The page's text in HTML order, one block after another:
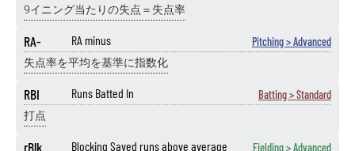
9イニング当たりの失点＝失点率
RA- RA minus Pitching > Advanced
失点率を平均を基準に指数化
RBI Runs Batted In Batting > Standard
打点
rBlk Blocking Saved runs above average Fielding > Advanced